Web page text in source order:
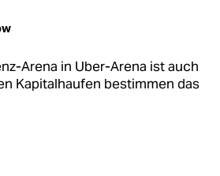
Arena in Uber-Arena ist auch
Kapitalhaufen bestimmen das